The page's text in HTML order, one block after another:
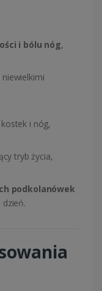
i bólu nóg,
niewielkimi
i nóg,
tryb życia,
podkolanówek